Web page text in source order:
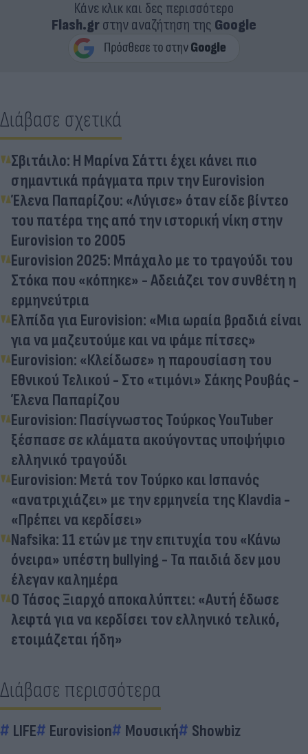
Κάνε κλικ και δες περισσότερο
Flash.grστην αναζήτηση της Google
Διάβασε σχετικά
Σβιτάιλο: Η Μαρίνα Σάττι έχει κάνει πιο
σημαντικά πράγματα πριν την Eurovision
Έλενα Παπαρίζου: «Λύγισε» όταν είδε βίντεο
του πατέρα της από την ιστορική νίκη στην
Eurovision το 2005
Eurovision 2025: Mπάχαλο με το τραγούδι του
Στόκα που «κόπηκε» - Αδειάζει τον συνθέτη η
ερμηνεύτρια
Ελπίδα για Eurovision: «Μια ωραία βραδιά είναι
για να μαζευτούμε και να φάμε πίτσες»
Eurovision: «Κλείδωσε» η παρουσίαση του
Εθνικού Τελικού - Στο «τιμόνι» Σάκης Ρουβάς -
Έλενα Παπαρίζου
Eurovision: Πασίγνωστος Τούρκος YouTuber
ξέσπασε σε κλάματα ακούγοντας υποψήφιο
ελληνικό τραγούδι
Eurovision: Μετά τον Τούρκο και Ισπανός
«ανατριχιάζει» με την ερμηνεία της Klavdia -
«Πρέπει να κερδίσει»
Nafsika: 11 ετών με την επιτυχία του «Κάνω
όνειρα» υπέστη bullying - Τα παιδιά δεν μου
έλεγαν καλημέρα
O Τάσος Ξιαρχό αποκαλύπτει: «Αυτή έδωσε
λεφτά για να κερδίσει τον ελληνικό τελικό,
ετοιμάζεται ήδη»
Διάβασε περισσότερα
LIFE Eurovision Μουσική Showbiz